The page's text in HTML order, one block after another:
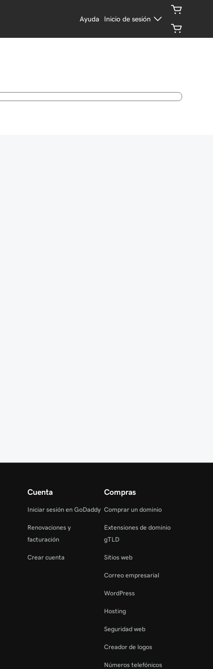
Ayuda Inicio de sesión
Cuenta
Iniciar sesión en GoDaddy
Renovaciones y
facturación
Crear cuenta
Compras
Comprar un dominio
Extensiones de dominio
gTLD
Sitios web
Correo empresarial
WordPress
Hosting
Seguridad web
Creador de logos
Números telefónicos